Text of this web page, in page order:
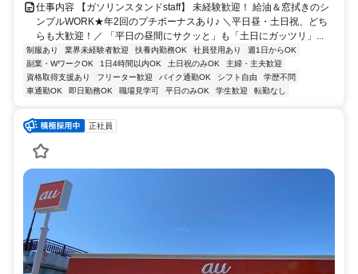
仕事内容 【ガソリンスタンドstaff】 未経験歓迎！ 給油＆窓拭きのシ
ンプルWORK★年2回のプチボーナスあり♪ ＼平日昼・土日祝、どち
らも大歓迎！／ 「平日の昼間にサクッと」も「土日にガッツリ」...
制服あり 業界未経験者歓迎 扶養内勤務OK 社員登用あり
週1日からOK
副業・WワークOK
1日4時間以内OK 土日祝のみOK
主婦・主夫歓迎
資格取得支援あり
フリーター歓迎 バイク通勤OK シフト自由
学歴不問
車通勤OK
即日勤務OK 職場見学可 平日のみOK 学生歓迎 転勤なし
正社員